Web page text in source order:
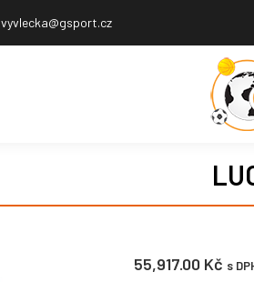
vyvlecka@gsport.cz
55,917.00 Kč s